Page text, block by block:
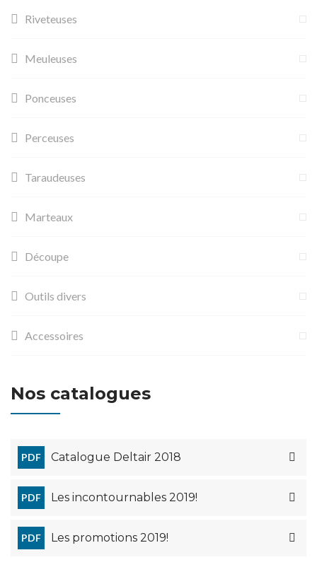
Riveteuses
Meuleuses
Ponceuses
Perceuses
Taraudeuses
Marteaux
Découpe
Outils divers
Accessoires
Nos catalogues
PDF Catalogue Deltair 2018
PDF Les incontournables 2019!
PDF Les promotions 2019!